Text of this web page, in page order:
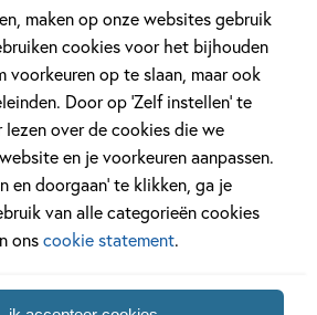
maken op onze websites gebruik
cookies voor het bijhouden
voorkeuren op te slaan, maar ook
Door op ‘Zelf instellen’ te
lezen over de cookies die we
en je voorkeuren aanpassen.
en doorgaan’ te klikken, ga je
van alle categorieën cookies
onscookie statement.
uit de serie 'Het